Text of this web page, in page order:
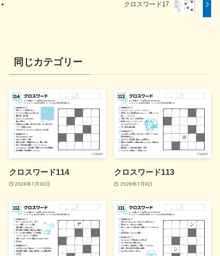
クロスワード17
同じカテゴリー
クロスワード114
2026年7月30日
クロスワード113
2026年7月9日